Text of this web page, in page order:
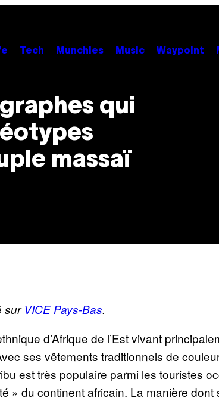
Tech Munchies Music Waypoint
qui
massaï
surVICE Pays-Bas.
d’Afrique de l’Est vivant
ses vêtements traditionnels de
est très populaire parmi les touristes
» du continent africain. La manière dont